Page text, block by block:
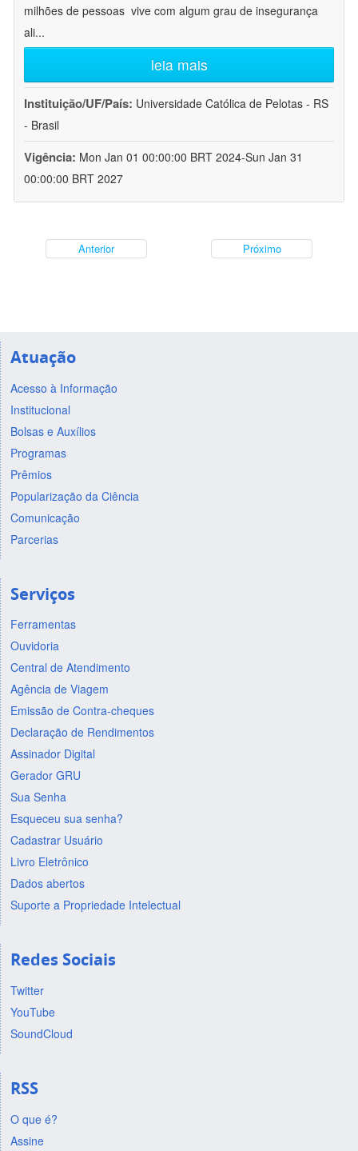
milhões de pessoas  vive com algum grau de insegurança
ali...
leia mais
Instituição/UF/País: Universidade Católica de Pelotas - RS
- Brasil
Vigência: Mon Jan 01 00:00:00 BRT 2024-Sun Jan 31
00:00:00 BRT 2027
Anterior Próximo
Atuação
Acesso à Informação
Institucional
Bolsas e Auxílios
Programas
Prêmios
Popularização da Ciência
Comunicação
Parcerias
Serviços
Ferramentas
Ouvidoria
Central de Atendimento
Agência de Viagem
Emissão de Contra-cheques
Declaração de Rendimentos
Assinador Digital
Gerador GRU
Sua Senha
Esqueceu sua senha?
Cadastrar Usuário
Livro Eletrônico
Dados abertos
Suporte a Propriedade Intelectual
Redes Sociais
Twitter
YouTube
SoundCloud
RSS
O que é?
Assine